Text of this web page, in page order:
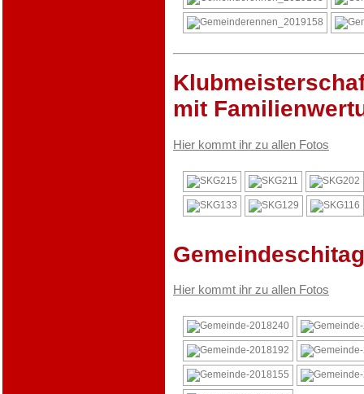
mit
Hier kommt ihr zu allen Fotos
Hier kommt ihr zu allen Fotos